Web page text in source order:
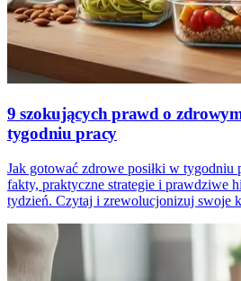
9 szokujących prawd o
tygodniu pracy
Jak gotować zdrowe posiłki w tygodniu
fakty, praktyczne strategie i prawdziwe
tydzień. Czytaj i zrewolucjonizuj swoje